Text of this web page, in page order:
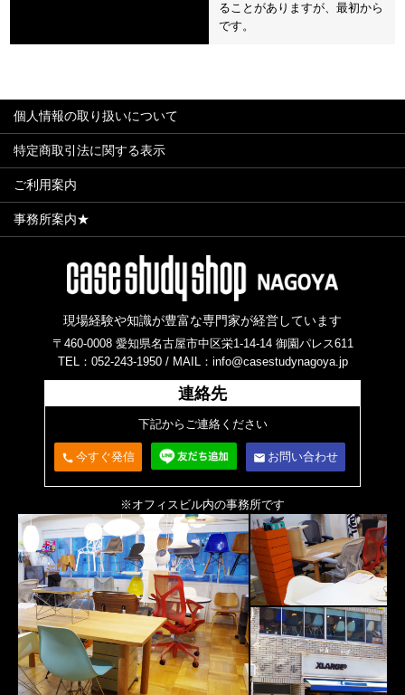
ることがありますが、最初から
です。
個人情報の取り扱いについて
特定商取引法に関する表示
ご利用案内
事務所案内★
現場経験や知識が豊富な専門家が経営しています
〒460-0008 愛知県名古屋市中区栄1-14-14 御園パレス611
TEL：052-243-1950 / MAIL：info@casestudynagoya.jp
連絡先
下記からご連絡ください
call 今すぐ発信 email お問い合わせ
※オフィスビル内の事務所です